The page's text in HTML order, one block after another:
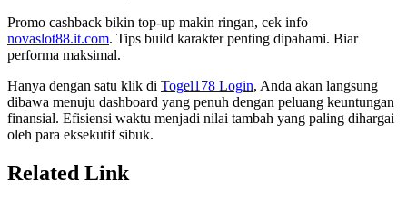
Promo cashback bikin top-up makin ringan, cek info
novaslot88.it.com. Tips build karakter penting dipahami. Biar
performa maksimal.
Hanya dengan satu klik di Togel178 Login, Anda akan langsung
dibawa menuju dashboard yang penuh dengan peluang keuntungan
finansial. Efisiensi waktu menjadi nilai tambah yang paling dihargai
oleh para eksekutif sibuk.
Related Link